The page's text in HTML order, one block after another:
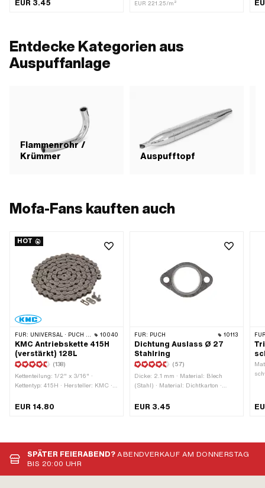
EUR 3.45 EUR 221.25/m²
Entdecke Kategorien aus
Auspuffanlage
Flammenrohr /
Krümmer
Auspufftopf
Mofa-Fans kauften auch
HOT
FÜR: UNIVERSAL · PUCH · SACHS · PONY / CILO (BETA 521 & 512) · ZÜNDAPP BELMONDO · TOMOS · BYE BIKE · ALPA CHOPPER / TURBO · CILO 10040
KMC Antriebskette 415H
(verstärkt) 128L
(138)
Kettenteilung: 1/2" x 3/16" ·
Kettentyp: 415H · Hersteller: KMC ·
Anzahl Kettenglieder: 128 Stk. ·
Bohrung: 4 mm · Ø Stift: 3.94 mm
EUR 14.80
FÜR: PUCH 10113
Dichtung Auslass Ø 27
Stahlring
(57)
Dicke: 2.1 mm · Material: Blech
(Stahl) · Material: Dichtkarton ·
mm · Ø Schraubenaufnahme: 6.3
EUR 3.45
SPÄTER FEIERABEND?ABENDVERKAUF AM DONNERSTAG
BIS 20:00 UHR